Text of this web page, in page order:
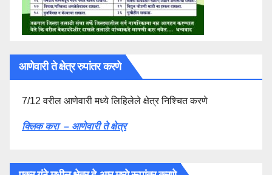
आणेवारी ते क्षेत्र रुपांतर करणे
7/12 वरील आणेवारी मध्ये लिहिलेले क्षेत्र निश्चित करणे
क्लिक करा – आणेवारी ते क्षेत्र